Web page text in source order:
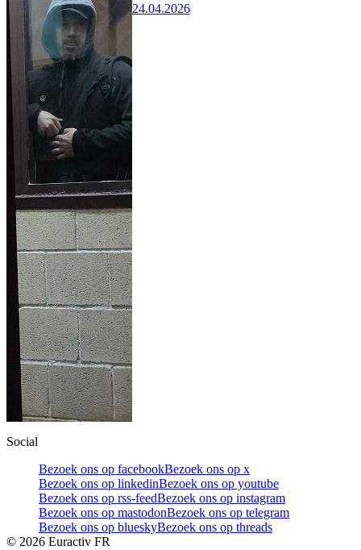
24.04.2026
Social
Bezoek ons op facebookBezoek ons op x
Bezoek ons op linkedinBezoek ons op youtube
Bezoek ons op rss-feedBezoek ons op instagram
Bezoek ons op mastodonBezoek ons op telegram
Bezoek ons op blueskyBezoek ons op threads
© 2026 Euractiv FR